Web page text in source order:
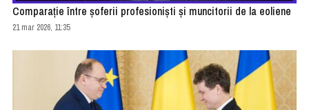
Comparaţie între şoferii profesionişti şi muncitorii de la eoliene
21 mar 2026, 11:35